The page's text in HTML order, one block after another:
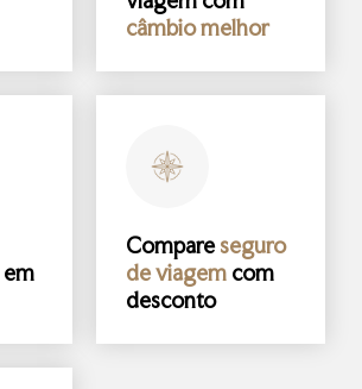
câmbio melhor
em
Compareseguro
de viagem com
desconto